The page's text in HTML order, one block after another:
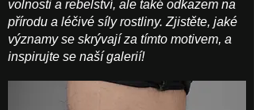
volnosti a rebelství, ale také odkazem na
přírodu a léčivé síly rostliny. Zjistěte, jaké
významy se skrývají za tímto motivem, a
inspirujte se naší galerií!